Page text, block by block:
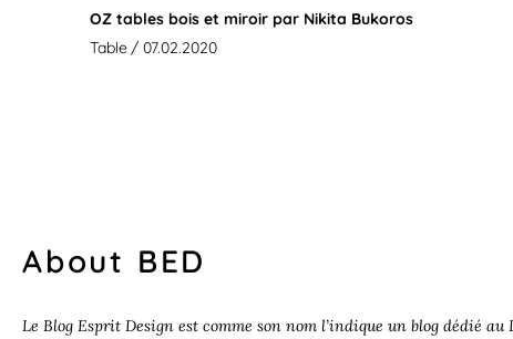
OZ tables bois et miroir par Nikita Bukoros
Table / 07.02.2020
About BED
Le Blog Esprit Design est comme son nom l’indique un blog dédié